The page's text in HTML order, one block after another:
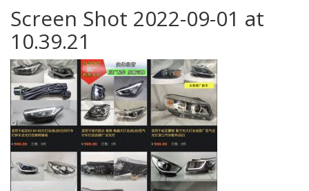
Screen Shot 2022-09-01 at
10.39.21